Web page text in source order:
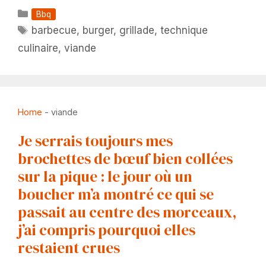
Catégories
Bbq
Étiquettes
barbecue, burger, grillade,technique
culinaire, viande
Home - viande
Je serrais toujours mes
brochettes de bœuf bien collées
sur la pique : le jour où un
boucher m’a montré ce qui se
passait au centre des morceaux,
j’ai compris pourquoi elles
restaient crues